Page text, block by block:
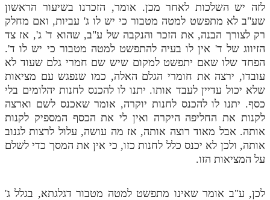
לזה יש השלכות לאחר מכן. אומר, הזכרנו בשיעור הראשון
שע"ב לא מתפשט למטה מטבור כי יש לו ג' עביות, ואם מחלק
רק לצורך הבנה, את הזכר והנקבה של ע"ב, שהוא ד' ג', אז צד
הזיווג של ד' אין לו בעיה להתפשט למטה מטבור כי יש לו ד'.
הפחד שלו שאם יתפשט למקום שיש שם חמרי גלם שעוד לא
עובדו, ירצה את חומרי הגלם האלה, כמו שנפגש עם מציאות
שלא יכול עדיין לעבד אותו. יתנו לו להכנס לחנות יהלומים בלי
כסף. יתנו לו להכנס לחנות יוקרה, אומר שאכנס לשם וארצה
לקנות את החליפה היקרה ואין לי את הכסף המספיק לקנות
אותה. אבל מאוד רוצה אותה, אז מה עושה, עלול לרצות לגנוב
אותה, ולכן לא יכנס כלל לחנות כזו, כי אין את המסך כדי לשלם
על המציאות הזו.
לכן, ע"ב אומר שאינו מתפשט למטה מטבור דגלגתא, בגלל ג'